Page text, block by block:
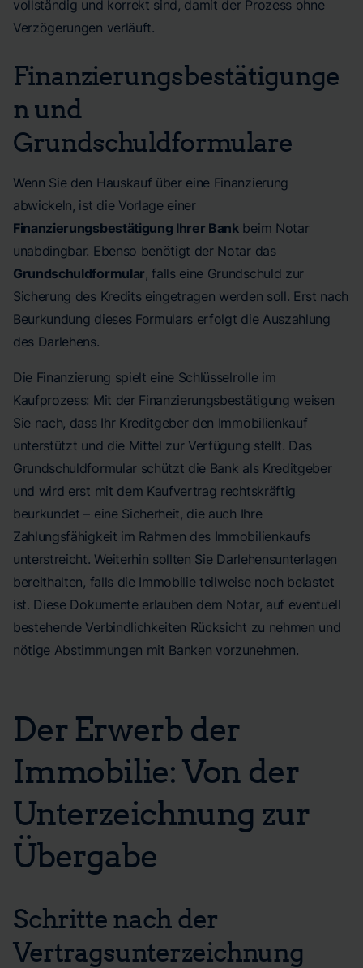
vollständig und korrekt sind, damit der Prozess ohne
Verzögerungen verläuft.
Finanzierungsbestätigunge
n und
Grundschuldformulare
Wenn Sie den Hauskauf über eine Finanzierung
abwickeln, ist die Vorlage einer
Finanzierungsbestätigung Ihrer Bankbeim Notar
unabdingbar. Ebenso benötigt der Notar das
Grundschuldformular, falls eine Grundschuld zur
Sicherung des Kredits eingetragen werden soll. Erst nach
Beurkundung dieses Formulars erfolgt die Auszahlung
des Darlehens.
Die Finanzierung spielt eine Schlüsselrolle im
Kaufprozess: Mit der Finanzierungsbestätigung weisen
Sie nach, dass Ihr Kreditgeber den Immobilienkauf
unterstützt und die Mittel zur Verfügung stellt. Das
Grundschuldformular schützt die Bank als Kreditgeber
und wird erst mit dem Kaufvertrag rechtskräftig
beurkundet – eine Sicherheit, die auch Ihre
Zahlungsfähigkeit im Rahmen des Immobilienkaufs
unterstreicht. Weiterhin sollten Sie Darlehensunterlagen
bereithalten, falls die Immobilie teilweise noch belastet
ist. Diese Dokumente erlauben dem Notar, auf eventuell
bestehende Verbindlichkeiten Rücksicht zu nehmen und
nötige Abstimmungen mit Banken vorzunehmen.
Der Erwerb der
Immobilie: Von der
Unterzeichnung zur
Übergabe
Schritte nach der
Vertragsunterzeichnung